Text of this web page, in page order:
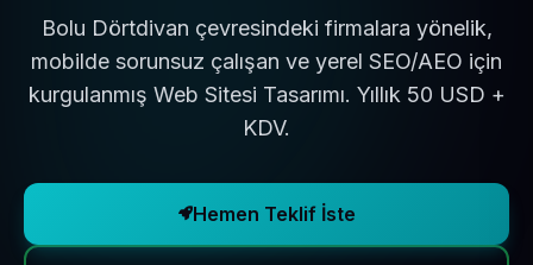
Bolu Dörtdivan çevresindeki firmalara yönelik,
mobilde sorunsuz çalışan ve yerel SEO/AEO için
kurgulanmış Web Sitesi Tasarımı. Yıllık 50 USD +
KDV.
Hemen Teklif İste